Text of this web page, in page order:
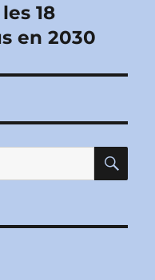
18
en 2030